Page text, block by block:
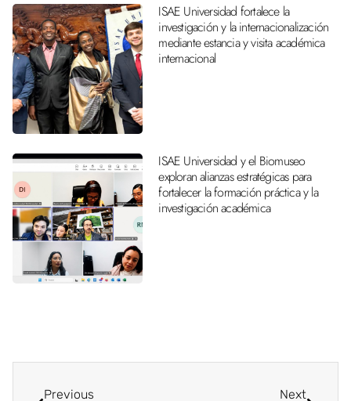
ISAE Universidad fortalece la
investigación y la internacionalización
mediante estancia y visita académica
internacional
ISAE Universidad y el Biomuseo
exploran alianzas estratégicas para
fortalecer la formación práctica y la
investigación académica
Previous Next